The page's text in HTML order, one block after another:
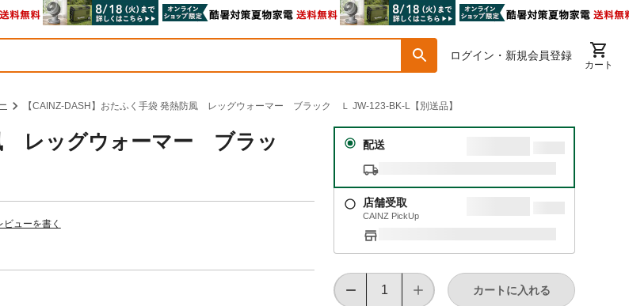
ログイン・新規会員登録
カート
【CAINZ-DASH】おたふく手袋 発熱防風 レッグウォーマー ブラック Ｌ JW-123-BK-L【別送品】
レッグウォーマー ブラッ
ビューを書く
配送
店舗受取
CAINZ PickUp
カートに入れる